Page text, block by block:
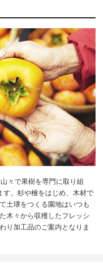
々で果樹を専門に取り組
す。杉や檜をはじめ、木材で
土壌をつくる園地はいつも
木々から収穫したフレッシ
り加工品のご案内となりま